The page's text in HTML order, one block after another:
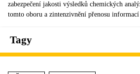
zabezpečení jakosti výsledků chemických
tomto oboru a zintenzivnění přenosu
Tagy